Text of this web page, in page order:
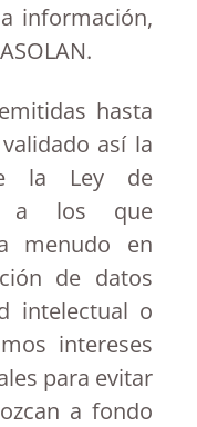
información,
hasta
así la
la Ley de
a los que
menudo en
de datos
intelectual o
intereses
para evitar
a fondo